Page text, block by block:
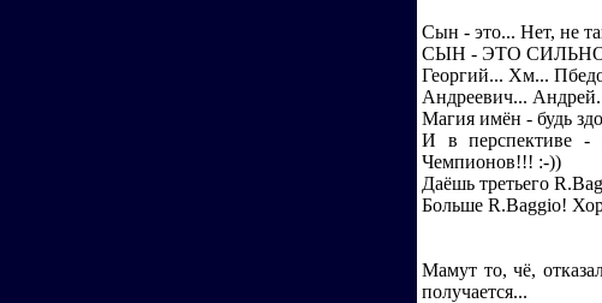
Сын - это... Нет, не
СЫН - ЭТО
Георгий... Хм...
Андреевич...
Магия имён - будь
И в перспективе
Чемпионов!!! :-))
Даёшь третьего
Больше R.Baggio!
Мамут то, чё,
получается...